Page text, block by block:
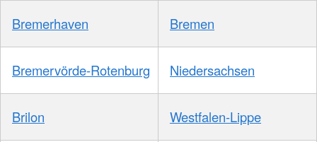
Bremerhaven Bremen
Bremervörde-Rotenburg Niedersachsen
Brilon Westfalen-Lippe